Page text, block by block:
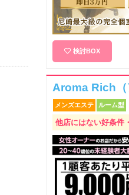
検討BOX
Aroma Rich（
メンズエステ ルーム型
他店にはない好条件